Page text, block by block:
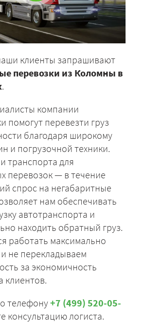
клиенты запрашивают
перевозки из Коломны в
.
компании
помогут перевезти груз
благодаря широкому
и погрузочной техники.
транспорта для
перевозок — в течение
спрос на негабаритные
нам обеспечивать
автотранспорта и
находить обратный груз.
работать максимально
не перекладываем
за экономичность
клиентов.
телефону+7 (499) 520-05-
консультацию логиста.